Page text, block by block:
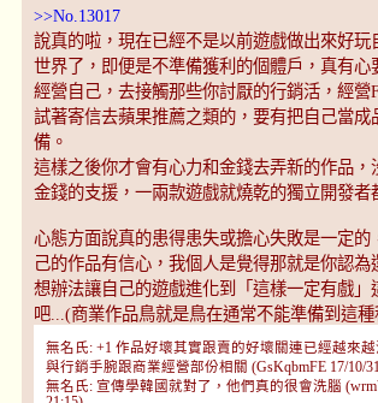
>>No.13017
說真的啦，現在已經不是以前遊戲做出來好玩
世界了，即便是不準備獲利的個體戶，真有心
經營自己，去接觸那些你討厭的行銷活，經營
試著寄信去蘋果推薦之類的，要有把自己當成
備。
這樣之後你才會有心力和金錢去弄新的作品，
金錢的支援，一兩款遊戲就燒乾的獨立開發者
心態方面說真的患得患失或擔心失敗是一定的
己的作品有信心，我個人是覺得那就是你認為
想辦法讓自己的遊戲進化到「這樣一定有戲」
吧...(商業作品鳥就是鳥在通常不能準備到這種
無名氏: +1 作品好壞其實跟賣的好壞關連已經越來
與行銷手腕跟商業經營部份相關 (GsKqbmFE 17/10/
無名氏: 宣傳學韓國就對了，他們真的很會洗腦